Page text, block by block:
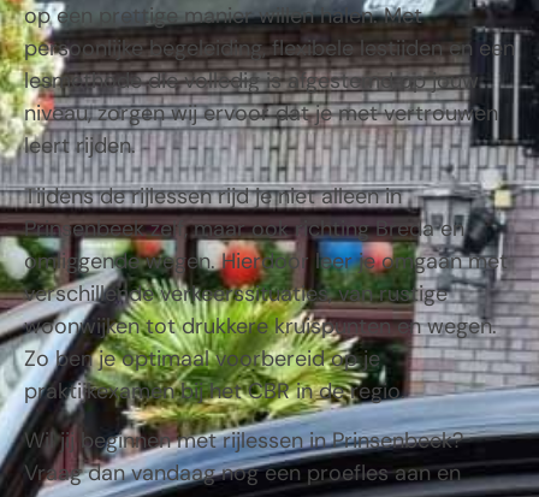
op een prettige manier willen halen. Met
persoonlijke begeleiding, flexibele lestijden en een
lesmethode die volledig is afgestemd op jouw
niveau, zorgen wij ervoor dat je met vertrouwen
leert rijden.
Tijdens de rijlessen rijd je niet alleen in
Prinsenbeek zelf, maar ook richtingBredaen
omliggende wegen. Hierdoor leer je omgaan met
verschillende verkeerssituaties, van rustige
woonwijken tot drukkere kruispunten en wegen.
Zo ben je optimaal voorbereid op je
praktijkexamen bij hetCBRin de regio.
Wil jij beginnen met rijlessen inPrinsenbeek?
Vraag dan vandaag nog een proefles aan en